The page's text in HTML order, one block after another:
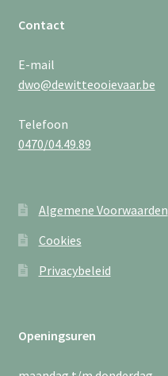
Contact
E-mail
dwo@dewitteooievaar.be
Telefoon
0470/04.49.89
Algemene Voorwaarden
Cookies
Privacybeleid
Openingsuren